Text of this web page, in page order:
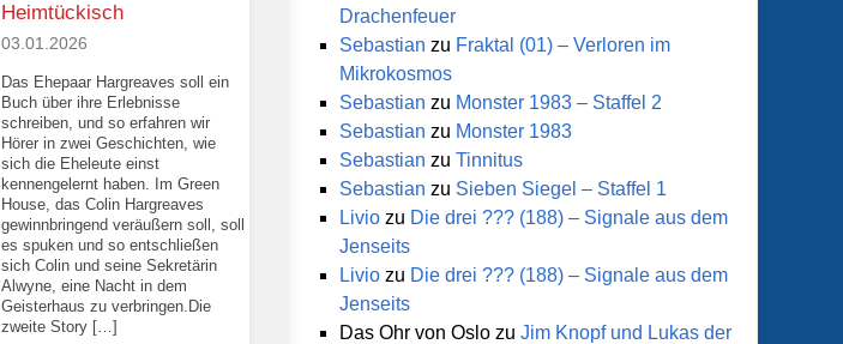
Heimtückisch
03.01.2026
Das Ehepaar Hargreaves soll ein
Buch über ihre Erlebnisse
schreiben, und so erfahren wir
Hörer in zwei Geschichten, wie
sich die Eheleute einst
kennengelernt haben. Im Green
House, das Colin Hargreaves
gewinnbringend veräußern soll, soll
es spuken und so entschließen
sich Colin und seine Sekretärin
Alwyne, eine Nacht in dem
Geisterhaus zu verbringen.Die
zweite Story […]
Drachenfeuer
Sebastian zu Fraktal (01) – Verloren im
Mikrokosmos
Sebastian zu Monster 1983 – Staffel 2
Sebastian zu Monster 1983
Sebastian zu Tinnitus
Sebastian zu Sieben Siegel – Staffel 1
Livio zu Die drei ??? (188) – Signale aus dem
Jenseits
Livio zu Die drei ??? (188) – Signale aus dem
Jenseits
Das Ohr von Oslo zu Jim Knopf und Lukas der